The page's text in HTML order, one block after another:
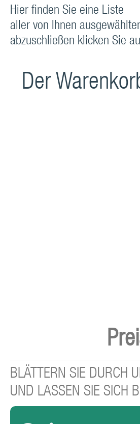
Hier finden Sie eine Liste
aller von Ihnen
abzuschließen klicken Sie
Der
BLÄTTERN SIE DURCH
UND LASSEN SIE SICH